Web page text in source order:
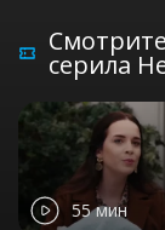
серила
55 мин